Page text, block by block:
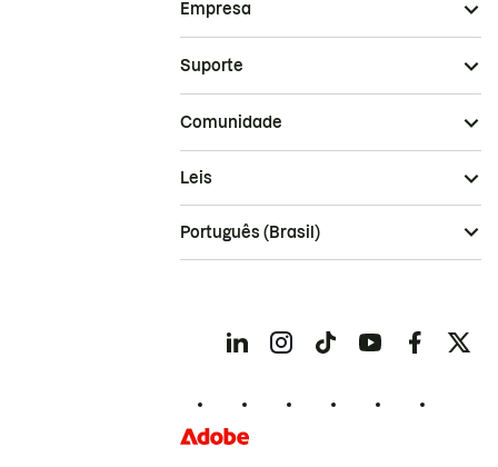
Empresa
Suporte
Comunidade
Leis
Português (Brasil)